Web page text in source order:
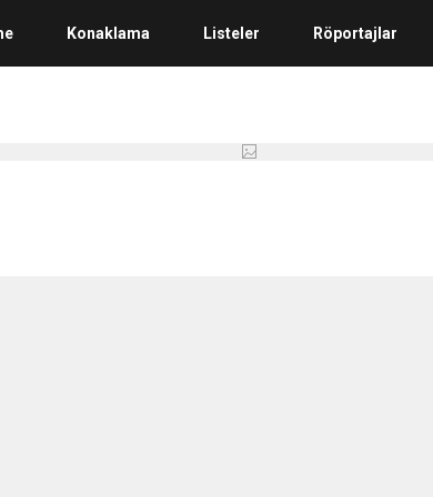
Konaklama Listeler Röportajlar